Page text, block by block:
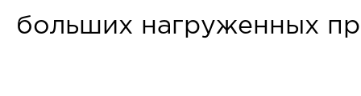
больших нагруженных